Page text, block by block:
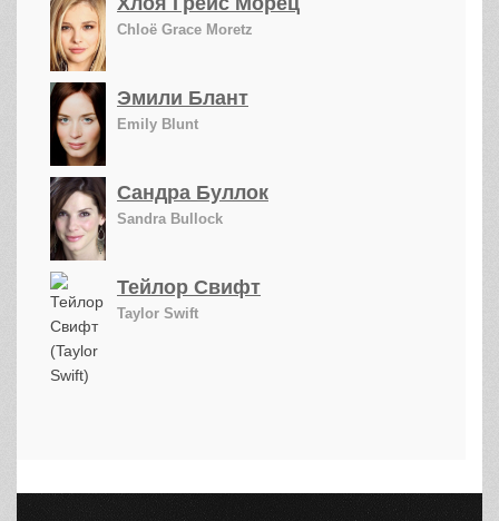
Chloë Grace Moretz
Эмили Блант
Emily Blunt
Сандра Буллок
Sandra Bullock
Тейлор Свифт
Taylor Swift